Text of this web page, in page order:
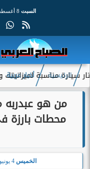
السبت
لميزانيتك
الرئيسية أخبار عربية
من هو عبدربه
محطات بارزة
الخميس